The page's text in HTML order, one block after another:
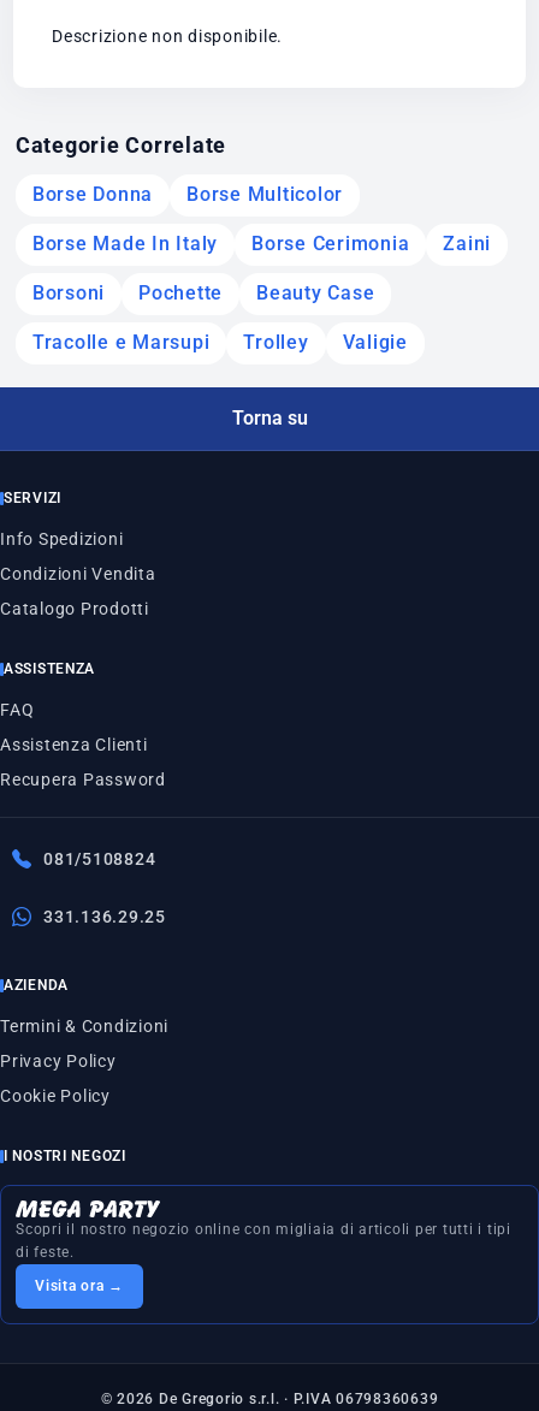
Descrizione non disponibile.
Categorie Correlate
Borse Donna Borse Multicolor
Borse Made In Italy Borse Cerimonia Zaini
Borsoni Pochette Beauty Case
Tracolle e Marsupi Trolley Valigie
Torna su
SERVIZI
Info Spedizioni
Condizioni Vendita
Catalogo Prodotti
ASSISTENZA
FAQ
Assistenza Clienti
Recupera Password
081/5108824
331.136.29.25
AZIENDA
Termini & Condizioni
Privacy Policy
Cookie Policy
I NOSTRI NEGOZI
Scopri il nostro negozio online con migliaia di articoli per tutti i tipi
di feste.
Visita ora →
© 2026 De Gregorio s.r.l. · P.IVA 06798360639